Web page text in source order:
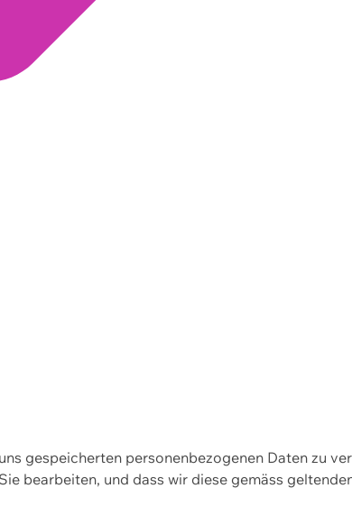
gespeicherten personenbezogenen Daten zu
bearbeiten, und dass wir diese gemäss